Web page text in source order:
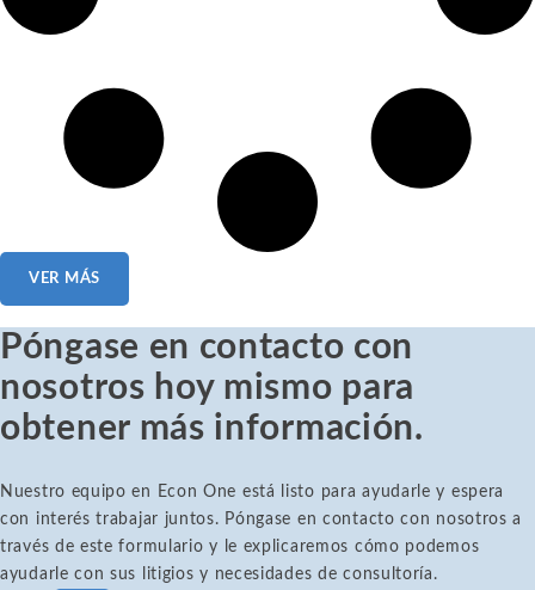
VER MÁS
Póngase en contacto con
nosotros hoy mismo para
obtener más información.
Nuestro equipo en Econ One está listo para ayudarle y espera
con interés trabajar juntos. Póngase en contacto con nosotros a
través de este formulario y le explicaremos cómo podemos
ayudarle con sus litigios y necesidades de consultoría.